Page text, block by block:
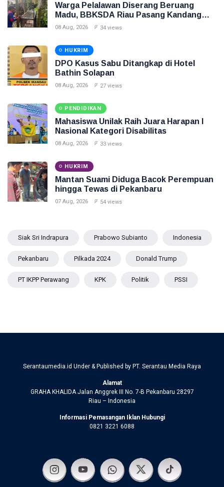
Warga Pelalawan Diserang Beruang
Madu, BBKSDA Riau Pasang Kandang
Jebak
08 Aug, 2026 34 views
HUKRIM
DPO Kasus Sabu Ditangkap di Hotel
Bathin Solapan
08 Aug, 2026 27 views
PENDIDIKAN
Mahasiswa Unilak Raih Juara Harapan I
Nasional Kategori Disabilitas
08 Aug, 2026 33 views
HUKRIM
Mantan Suami Diduga Bacok Perempuan
hingga Tewas di Pekanbaru
07 Aug, 2026 54 views
Siak Sri Indrapura Prabowo Subianto Indonesia
Pekanbaru Pilkada 2024 Donald Trump
PT IKPP Perawang KPK Politik PSSI
Serantaumedia.id Under & Published by PT. Serantau Media Raya
Alamat
GRAHA KHALIDA Jalan Anggrek III No. 7-B Pekanbaru 28297
Riau – Indonesia
Informasi Pemasangan Iklan Hubungi
0821 3221 6088